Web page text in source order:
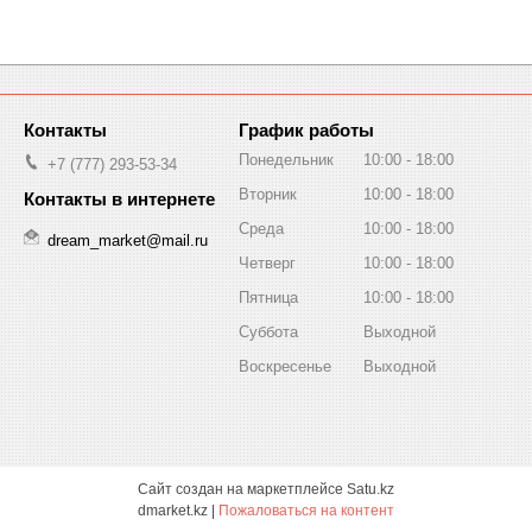
+7 (777) 293-53-34
dream_market@mail.ru
График работы
Понедельник 10:00
18:00
Вторник
10:00
18:00
Среда
10:00
18:00
Четверг
10:00
18:00
Пятница
10:00
18:00
Суббота
Выходной
Воскресенье
Выходной
Сайт создан на маркетплейсе Satu.kz
dmarket.kz | Пожаловаться на контент